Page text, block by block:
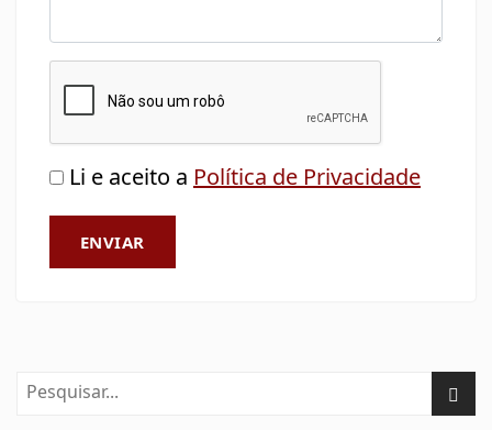
Li e aceito a Política de Privacidade
ENVIAR